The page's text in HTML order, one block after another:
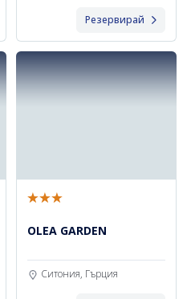
Резервирай
OLEA GARDEN
Ситония, Гърция